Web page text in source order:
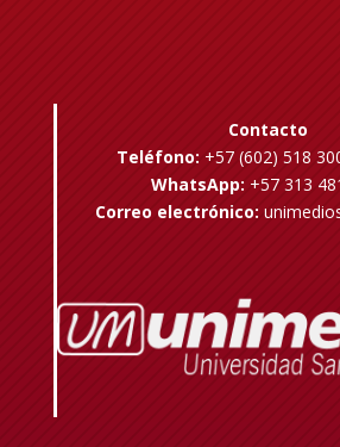
Contacto
Teléfono: +57 (602) 518
WhatsApp: +57 313
Correo electrónico: